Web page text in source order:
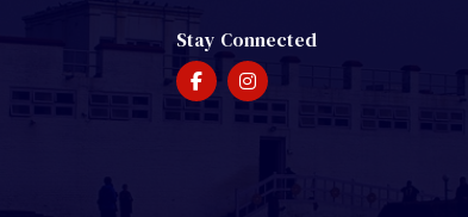
Stay Connected